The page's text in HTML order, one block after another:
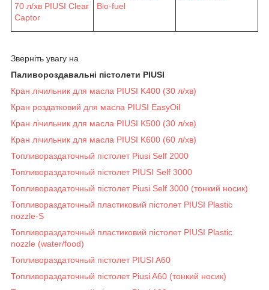
70 л/хв PIUSI Clear
Captor
Bio-fuel
Зверніть увагу на
Паливороздавальні пістолети PIUSI
Кран лічильник для масла PIUSI K400 (30 л/хв)
Кран роздатковий для масла PIUSI EasyOil
Кран лічильник для масла PIUSI K500 (30 л/хв)
Кран лічильник для масла PIUSI K600 (60 л/хв)
Топливораздаточный пістолет Piusi Self 2000
Топливораздаточный пістолет PIUSI Self 3000
Топливораздаточный пістолет Piusi Self 3000 (тонкий носик)
Топливораздаточный пластиковий пістолет PIUSI Plastic
nozzle-S
Топливораздаточный пластиковий пістолет PIUSI Plastic
nozzle (water/food)
Топливораздаточный пістолет PIUSI A60
Топливораздаточный пістолет Piusi A60 (тонкий носик)